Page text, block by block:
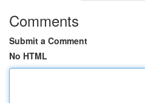
Comments
Submit a Comment
No HTML